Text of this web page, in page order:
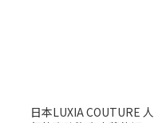
日本LUXIA COUTURE 人